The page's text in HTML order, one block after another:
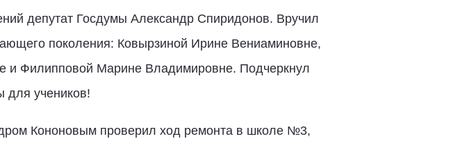
депутат Госдумы Александр Спиридонов. Вручил
поколения: Ковырзиной Ирине Вениаминовне,
и Филипповой Марине Владимировне. Подчеркнул
для учеников!
Кононовым проверил ход ремонта в школе №3,